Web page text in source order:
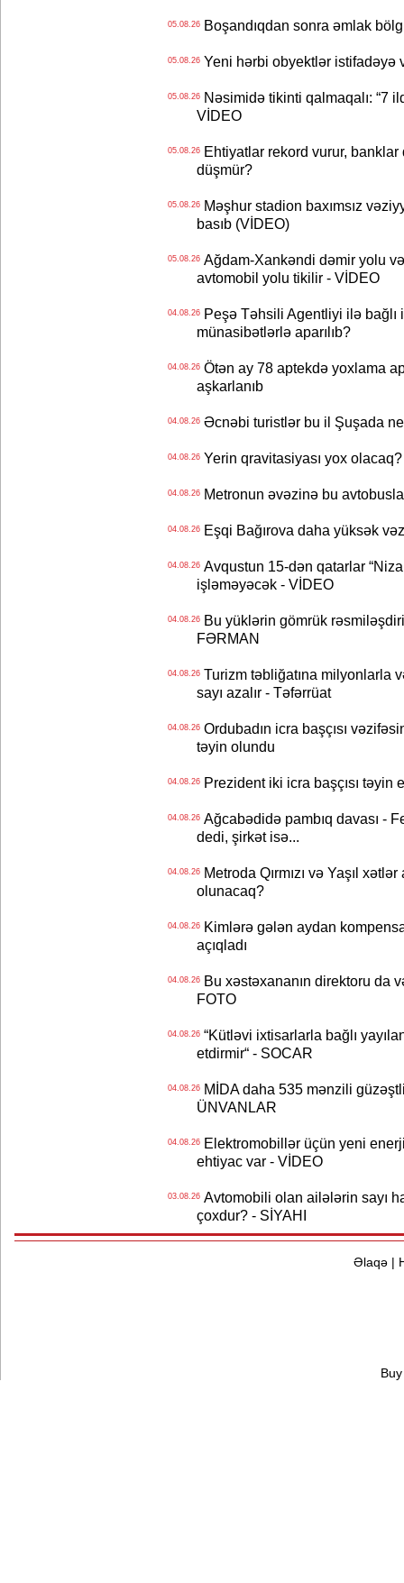
05.08.26Boşandıqdan sonra əmlak
05.08.26Yeni hərbi obyektlər istifadəyə
05.08.26Nəsimidə tikinti qalmaqalı: “7
VİDEO
05.08.26Ehtiyatlar rekord vurur, banklar
düşmür?
05.08.26Məşhur stadion baxımsız
basıb (VİDEO)
05.08.26Ağdam-Xankəndi dəmir yolu
avtomobil yolu tikilir - VİDEO
04.08.26Peşə Təhsili Agentliyi ilə bağlı
münasibətlərlə aparılıb?
04.08.26Ötən ay 78 aptekdə yoxlama
aşkarlanıb
04.08.26Əcnəbi turistlər bu il Şuşada
04.08.26Yerin qravitasiyası yox
04.08.26Metronun əvəzinə bu
04.08.26Eşqi Bağırova daha yüksək
04.08.26Avqustun 15-dən qatarlar
işləməyəcək - VİDEO
04.08.26Bu yüklərin gömrük
FƏRMAN
04.08.26Turizm təbliğatına milyonlarla
sayı azalır - Təfərrüat
04.08.26Ordubadın icra başçısı
təyin olundu
04.08.26Prezident iki icra başçısı təyin
04.08.26Ağcabədidə pambıq davası -
dedi, şirkət isə...
04.08.26Metroda Qırmızı və Yaşıl
olunacaq?
04.08.26Kimlərə gələn aydan
açıqladı
04.08.26Bu xəstəxananın direktoru da
FOTO
04.08.26“Kütləvi ixtisarlarla bağlı
etdirmir“ - SOCAR
04.08.26MİDA daha 535 mənzili güzəştli
ÜNVANLAR
04.08.26Elektromobillər üçün yeni
ehtiyac var - VİDEO
03.08.26Avtomobili olan ailələrin sayı
çoxdur? - SİYAHI
Əlaqə|